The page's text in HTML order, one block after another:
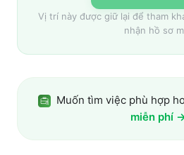
Vị trí này được giữ lại để tham
nhận hồ sơ
Muốn tìm việc phù hợp
miễn phí